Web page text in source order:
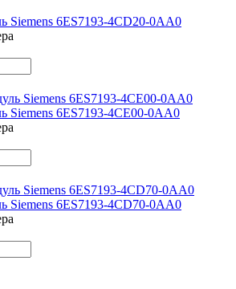
Siemens 6ES7193-4CD20-0AA0
Siemens 6ES7193-4CE00-0AA0
Siemens 6ES7193-4CD70-0AA0